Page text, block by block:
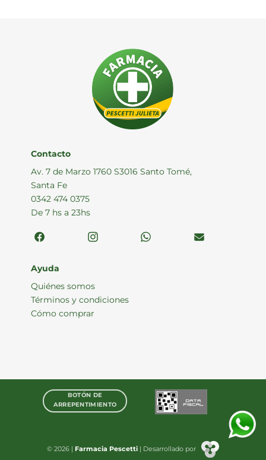
Contacto
Av. 7 de Marzo 1760 S3016 Santo Tomé,
Santa Fe
0342 474 0375
De 7 hs a 23hs
Ayuda
Quiénes somos
Términos y condiciones
Cómo comprar
BOTÓN DE
ARREPENTIMIENTO
© 2026 | Farmacia Pescetti | Desarrollado por